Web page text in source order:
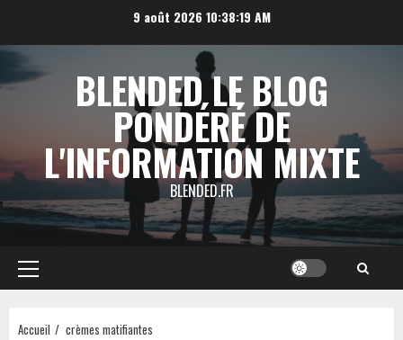
contenu
9 août 2026 10:38:20 AM
BLENDED LE BLOG
PONDÉRÉ DE
L'INFORMATION MIXTE
BLENDED.FR
Menu
principal
Accueil crèmes matifiantes